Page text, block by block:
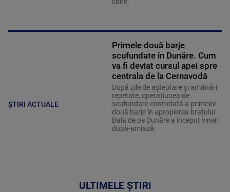
ȘTIRI ACTUALE
Primele două barje
scufundate în Dunăre. Cum
va fi deviat cursul apei spre
centrala de la Cernavodă
După zile de așteptare și amânări
repetate, operațiunea de
scufundare controlată a primelor
două barje în apropierea brațului
Bala de pe Dunăre a început vineri
după-amiază.
ULTIMELE ȘTIRI